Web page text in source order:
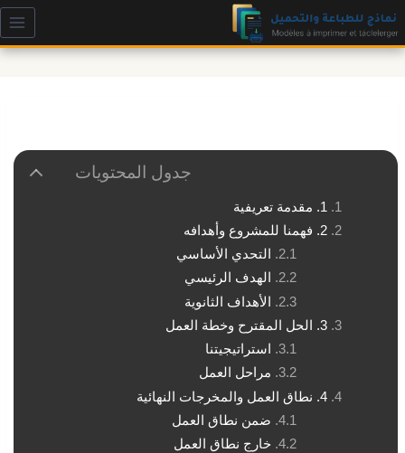
التجاوز
إلى
المحتوى
جدول المحتويات
1. مقدمة تعريفية
2. فهمنا للمشروع وأهدافه
التحدي الأساسي
الهدف الرئيسي
الأهداف الثانوية
3. الحل المقترح وخطة العمل
استراتيجيتنا
مراحل العمل
4. نطاق العمل والمخرجات النهائية
ضمن نطاق العمل
خارج نطاق العمل